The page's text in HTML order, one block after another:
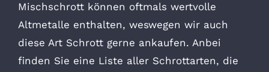
Mischschrott können oftmals wertvolle
Altmetalle enthalten, weswegen wir auch
diese Art Schrott gerne ankaufen. Anbei
finden Sie eine Liste aller Schrottarten, die